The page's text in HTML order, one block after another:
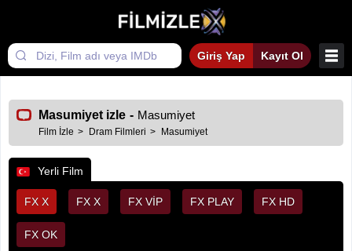
Giriş Yap Kayıt Ol
Masumiyet izle - Masumiyet
Film İzle Dram Filmleri Masumiyet
Yerli Film
FX X FX X FX VİP FX PLAY FX HD
FX OK